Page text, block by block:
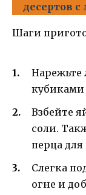
десертов
Шаги
кубиками
Взбейте
соли.
перца
Слегка
огне и